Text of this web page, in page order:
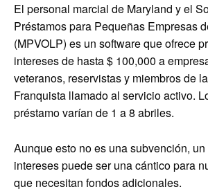
El personal marcial de Maryland y el
Préstamos para Pequeñas Empresas
(MPVOLP) es un software que ofrece
intereses de hasta $ 100,000 a
veteranos, reservistas y miembros de
Franquista llamado al servicio activo.
préstamo varían de 1 a 8 abriles.
Aunque esto no es una subvención,
intereses puede ser una cántico para
que necesitan fondos adicionales.